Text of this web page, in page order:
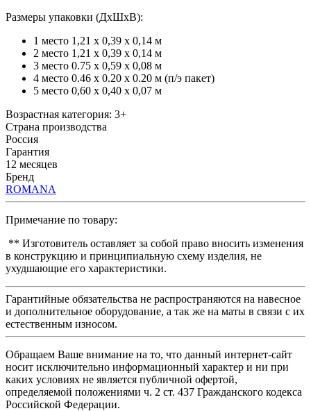
Размеры упаковки (ДхШхВ):
1 место 1,21 х 0,39 х 0,14 м
2 место 1,21 х 0,39 х 0,14 м
3 место 0.75 х 0,59 х 0,08 м
4 место 0.46 х 0.20 х 0.20 м (п/э пакет)
5 место 0,60 x 0,40 x 0,07 м
Возрастная категория: 3+
Страна производства
Россия
Гарантия
12 месяцев
Бренд
ROMANA
Примечание по товару:
** Изготовитель оставляет за собой право вносить изменения
в конструкцию и принципиальную схему изделия, не
ухудшающие его характеристики.
Гарантийные обязательства не распространяются на навесное
и дополнительное оборудование, а так же на маты в связи с их
естественным износом.
Обращаем Ваше внимание на то, что данный интернет-сайт
носит исключительно информационный характер и ни при
каких условиях не является публичной офертой,
определяемой положениями ч. 2 ст. 437 Гражданского кодекса
Российской Федерации.